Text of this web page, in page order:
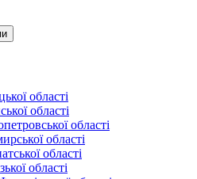
області
області
області
області
області
області